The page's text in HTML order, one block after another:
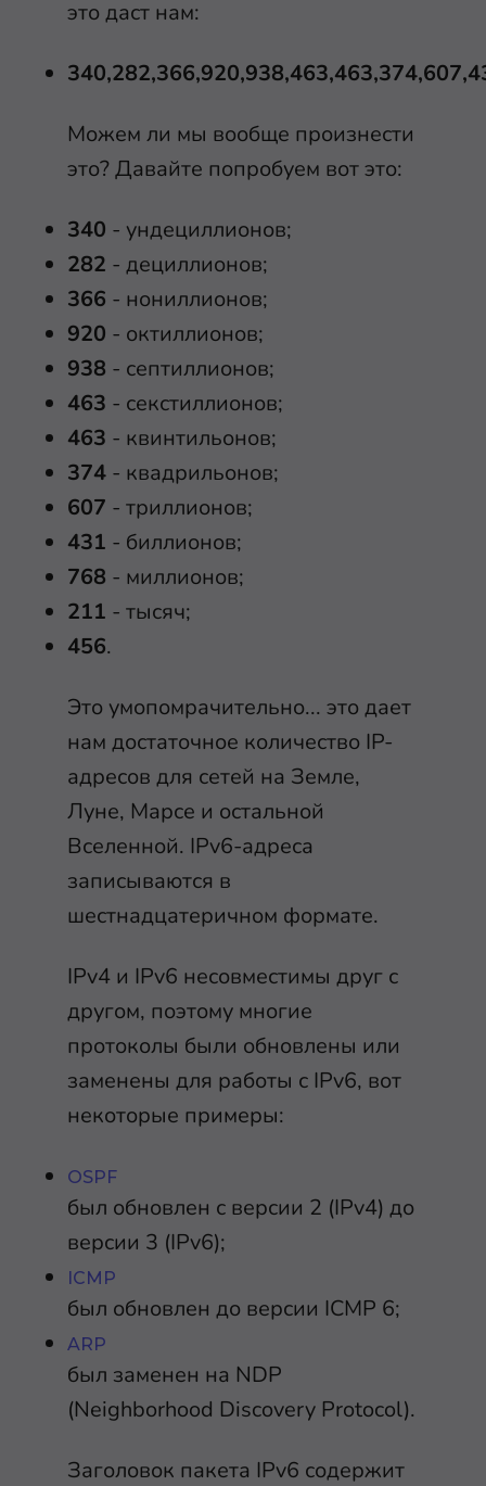
это даст нам:
Можем ли мы вообще произнести
это? Давайте попробуем вот это:
340 - ундециллионов;
282 - дециллионов;
366 - нониллионов;
920 - октиллионов;
938 - септиллионов;
463 - секстиллионов;
463 - квинтильонов;
374 - квадрильонов;
607 - триллионов;
431 - биллионов;
768 - миллионов;
211 - тысяч;
456.
Это умопомрачительно... это дает
нам достаточное количество IP-
адресов для сетей на Земле,
Луне, Марсе и остальной
Вселенной. IPv6-адреса
записываются в
шестнадцатеричном формате.
IPv4 и IPv6 несовместимы друг с
другом, поэтому многие
протоколы были обновлены или
заменены для работы с IPv6, вот
некоторые примеры:
OSPF
был обновлен с версии 2 (IPv4) до
версии 3 (IPv6);
ICMP
был обновлен до версии ICMP 6;
ARP
был заменен на NDP
(Neighborhood Discovery Protocol).
Заголовок пакета IPv6 содержит